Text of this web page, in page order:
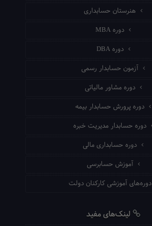
هنرستان حسابداری
دوره MBA
دوره DBA
آزمون حسابدار رسمی
دوره مشاور مالیاتی
دوره پرورش حسابدار بیمه
دوره حسابدار مدیریت خبره
دوره حسابداری مالی
آموزش حسابرسی
دوره‌های آموزشی کارکنان دولت
لینک‌های مفید